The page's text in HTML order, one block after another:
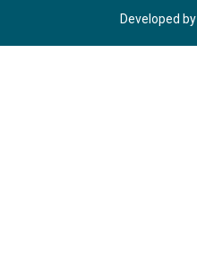
Developed by